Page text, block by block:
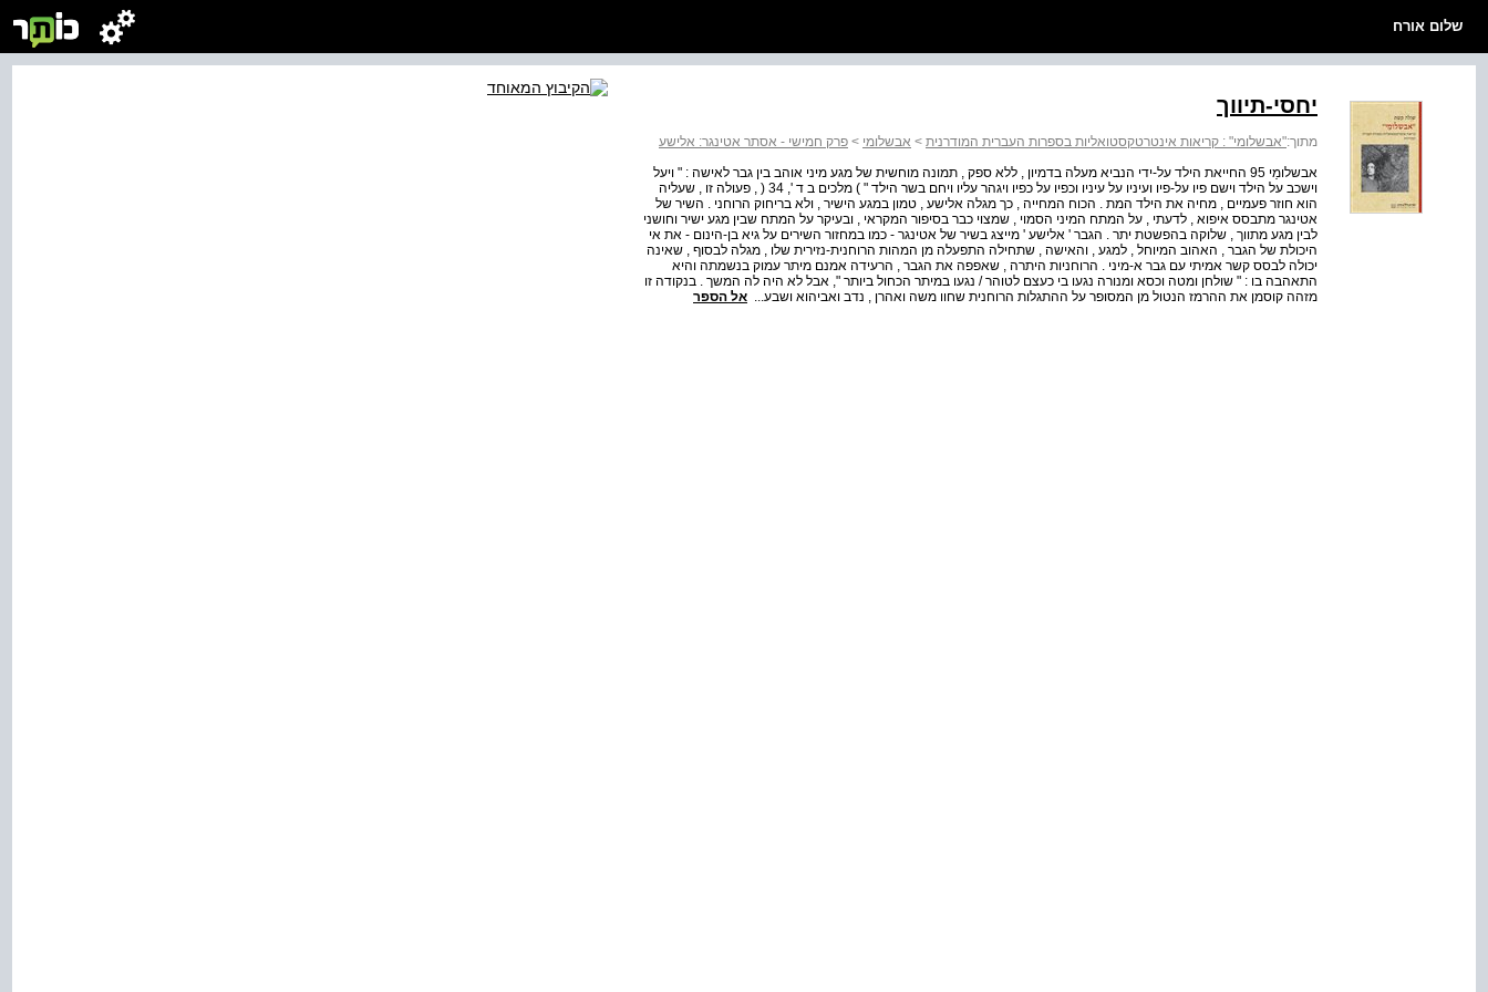
שלום אורח
יחסי-תיווך
מתוך:"אבשלומי" : קריאות אינטרטקסטואליות בספרות העברית המודרנית > אבשלומי > פרק חמישי - אסתר אטינגר: אלישע
אבשלומַי 95 החייאת הילד על-ידי הנביא מעלה בדמיון , ללא ספק , תמונה מוחשית של מגע מיני אוהב בין גבר לאישה : " ויעל
וישכב על הילד וישם פיו על-פיו ועיניו על עיניו וכפיו על כפיו ויגהר עליו ויחם בשר הילד " ) מלכים ב ד ', 34 ( , פעולה זו , שעליה
הוא חוזר פעמיים , מחיה את הילד המת . הכוח המחייה , כך מגלה אלישע , טמון במגע הישיר , ולא בריחוק הרוחני . השיר של
אטינגר מתבסס איפוא , לדעתי , על המתח המיני הסמוי , שמצוי כבר בסיפור המקראי , ובעיקר על המתח שבין מגע ישיר וחושני
לבין מגע מתווך , שלוקה בהפשטת יתר . הגבר ' אלישע ' מייצג בשיר של אטינגר - כמו במחזור השירים על גיא בן-הינום - את אי
היכולת של הגבר , האהוב המיוחל , למגע , והאישה , שתחילה התפעלה מן המהות הרוחנית-נזירית שלו , מגלה לבסוף , שאינה
יכולה לבסס קשר אמיתי עם גבר א-מיני . הרוחניות היתרה , שאפפה את הגבר , הרעידה אמנם מיתר עמוק בנשמתה והיא
התאהבה בו : " שולחן ומטה וכסא ומנורה נגעו בי כעצם לטוהר / נגעו במיתר הכחול ביותר ", אבל לא היה לה המשך . בנקודה זו
מזהה קוסמן את ההרמז הנטול מן המסופר על ההתגלות הרוחנית שחוו משה ואהרן , נדב ואביהוא ושבע... אל הספר